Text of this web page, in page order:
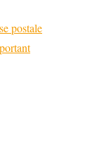
postale